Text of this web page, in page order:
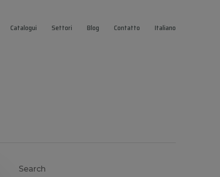
Catalogui Settori Blog Contatto Italiano
Search